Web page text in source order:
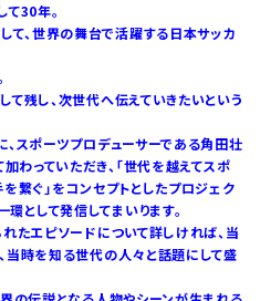
30年。
て、世界の舞台で活躍する日本サッカ
残し、次世代へ伝えていきたいという
スポーツプロデューサーである角田壮
わっていただき、「世代を越えてスポ
繋ぐ」をコンセプトとしたプロジェク
として発信してまいります。
たエピソードについて詳しければ、当
当時を知る世代の人々と話題にして盛